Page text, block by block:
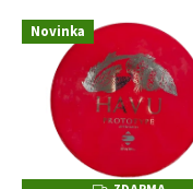
V Novinka